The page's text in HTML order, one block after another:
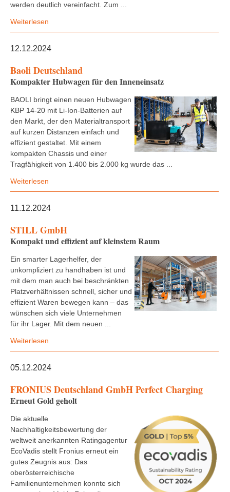
werden deutlich vereinfacht. Zum ...
Weiterlesen
12.12.2024
Baoli Deutschland
Kompakter Hubwagen für den Inneneinsatz
BAOLI bringt einen neuen Hubwagen
KBP 14-20 mit Li-Ion-Batterien auf
den Markt, der den Materialtransport
auf kurzen Distanzen einfach und
effizient gestaltet. Mit einem
kompakten Chassis und einer
Tragfähigkeit von 1.400 bis 2.000 kg wurde das ...
Weiterlesen
11.12.2024
STILL GmbH
Kompakt und effizient auf kleinstem Raum
Ein smarter Lagerhelfer, der
unkompliziert zu handhaben ist und
mit dem man auch bei beschränkten
Platzverhältnissen schnell, sicher und
effizient Waren bewegen kann – das
wünschen sich viele Unternehmen
für ihr Lager. Mit dem neuen ...
Weiterlesen
05.12.2024
FRONIUS Deutschland GmbH Perfect Charging
Erneut Gold geholt
Die aktuelle
Nachhaltigkeitsbewertung der
weltweit anerkannten Ratingagentur
EcoVadis stellt Fronius erneut ein
gutes Zeugnis aus: Das
oberösterreichische
Familienunternehmen konnte sich